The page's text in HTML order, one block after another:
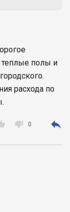
полы и
расхода по
 0 